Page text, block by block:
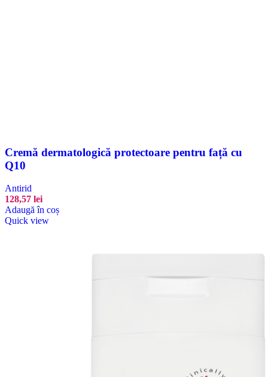
Cremă dermatologică protectoare pentru față cu
Q10
Antirid
128,57 lei
Adaugă în coș
Quick view